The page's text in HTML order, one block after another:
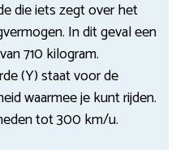
die iets zegt over het
In dit geval een
710 kilogram.
(Y) staat voor de
waarmee je kunt rijden.
tot 300 km/u.